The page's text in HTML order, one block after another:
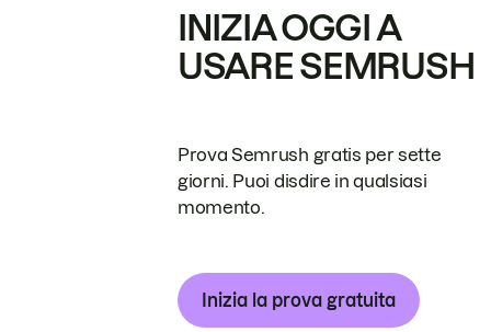
INIZIA OGGI A
USARE SEMRUSH
Prova Semrush gratis per sette
giorni. Puoi disdire in qualsiasi
momento.
Inizia la prova gratuita